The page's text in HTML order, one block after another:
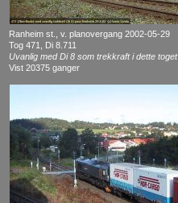
Ranheim st., v. planovergang 2002-05-29
Tog 471, Di 8.711
Uvanlig med Di 8 som trekkraft i dette toget
Vist 20375 ganger